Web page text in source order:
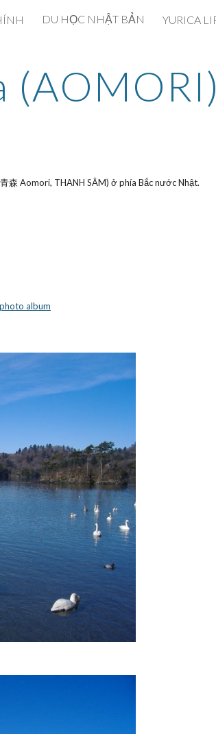
Skip to navigation
DU HỌC NHẬT BẢN YURICA
(AOMORI)
森 Aomori, THANH SÂM) ở phía Bắc nước Nhật.
album